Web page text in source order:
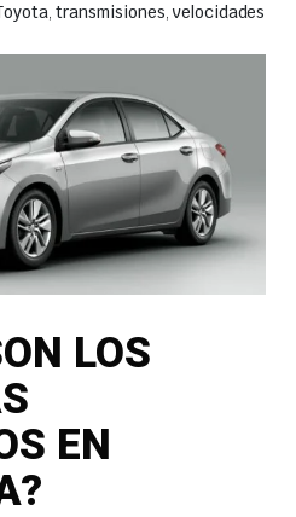
, transmisiones, velocidades
LOS
EN